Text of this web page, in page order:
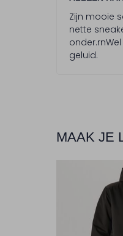
r
e
n
Zijn mooie
nette
geluid.
MAAK JE